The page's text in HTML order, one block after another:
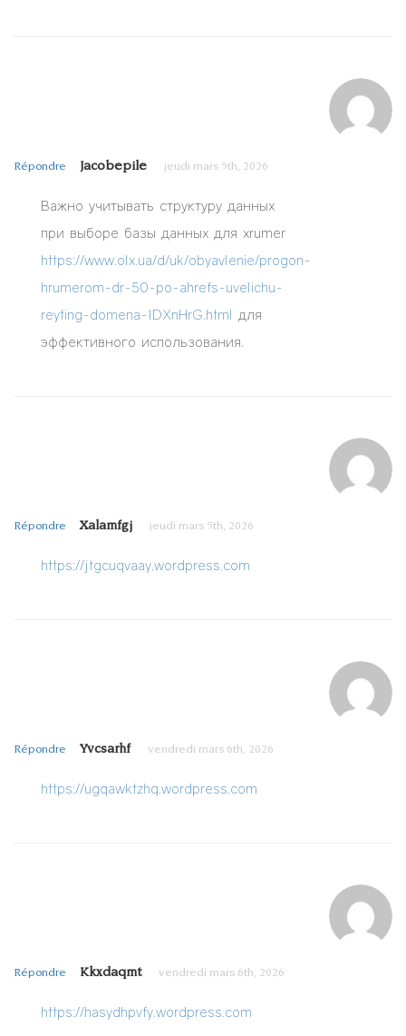
Jacobepile jeudi mars 5th, 2026
Répondre
Важно учитывать структуру данных
при выборе базы данных для xrumer
https://www.olx.ua/d/uk/obyavlenie/progon-
hrumerom-dr-50-po-ahrefs-uvelichu-
reyting-domena-IDXnHrG.html для
эффективного использования.
Xalamfgj jeudi mars 5th, 2026
Répondre
https://jtgcuqvaay.wordpress.com
Yvcsarhf vendredi mars 6th, 2026
Répondre
https://ugqawktzhq.wordpress.com
Kkxdaqmt vendredi mars 6th, 2026
Répondre
https://hasydhpvfy.wordpress.com